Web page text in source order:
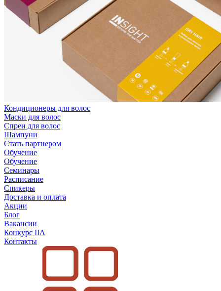
Кондиционеры для волос
Маски для волос
Спреи для волос
Шампуни
Стать партнером
Обучение
Обучение
Семинары
Расписание
Спикеры
Доставка и оплата
Акции
Блог
Вакансии
Конкурс IIA
Контакты